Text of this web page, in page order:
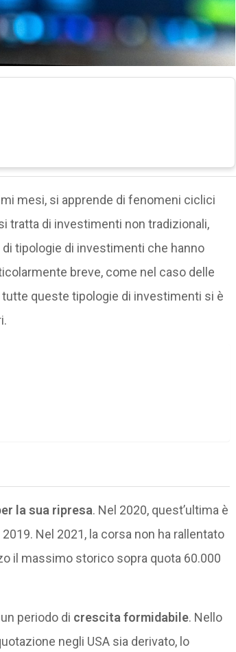
mesi, si apprende di fenomeni ciclici
tratta di investimenti non tradizionali,
tipologie di investimenti che hanno
breve, come nel caso delle
tutte queste tipologie di investimenti si è
la sua ripresa. Nel 2020, quest’ultima è
Nel 2021, la corsa non ha rallentato
il massimo storico sopra quota 60.000
periodo di crescita formidabile. Nello
negli USA sia derivato, lo
Cittadinanza digitale